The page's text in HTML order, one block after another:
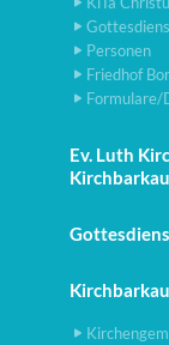
Personen
Friedhof
Formulare/
Ev. Luth
Kirchbarkau
Kirchbarkau